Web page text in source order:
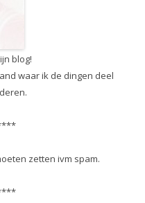
blog!
waar ik de dingen deel
zetten ivm spam.